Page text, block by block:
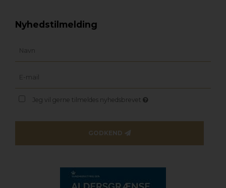
Nyhedstilmelding
Jeg vil gerne tilmeldes nyhedsbrevet
GODKEND